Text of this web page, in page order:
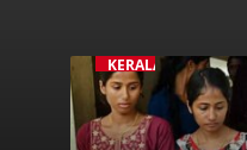
KERALA NEWS